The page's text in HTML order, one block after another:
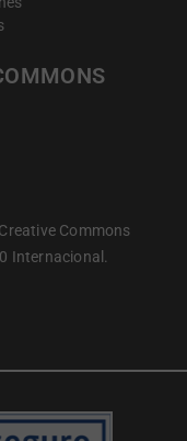
Commons
Internacional.